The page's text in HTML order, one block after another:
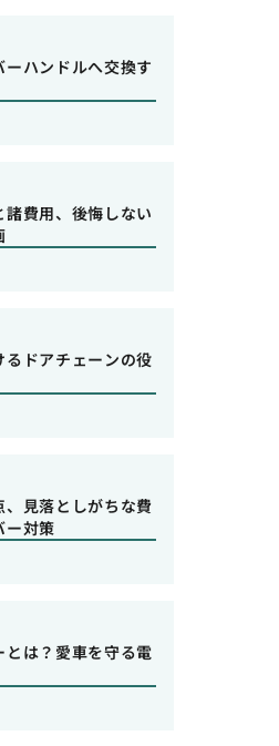
ハンドルへ交換す
費用、後悔しない
ドアチェーンの役
見落としがちな費
ー対策
とは？愛車を守る電